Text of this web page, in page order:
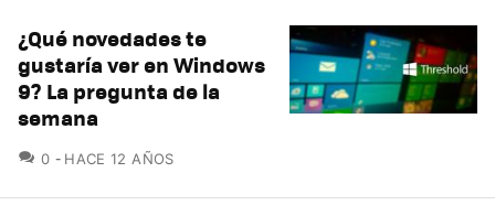
¿Qué novedades te
gustaría ver en Windows
9? La pregunta de la
semana
0 COMENTARIOS
HACE 12 AÑOS